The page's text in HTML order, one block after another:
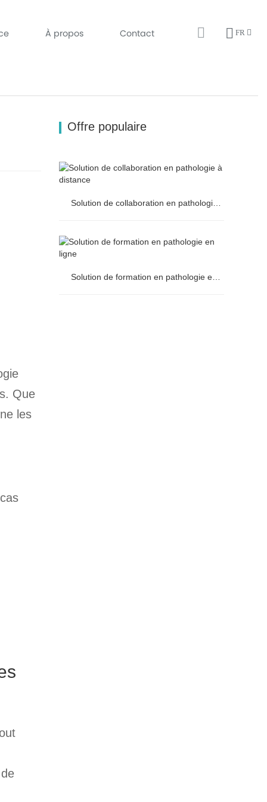
À propos Contact FR
Que
les
Offre populaire
Solution de collaboration en pathologie à distance
Solution de collaboration en pathologie
à distance Solution de formation en pathologie en ligne